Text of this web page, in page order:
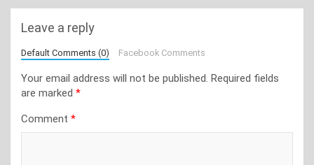
Leave a reply
Default Comments (0) Facebook Comments
Your email address will not be published. Required fields
are marked *
Comment *